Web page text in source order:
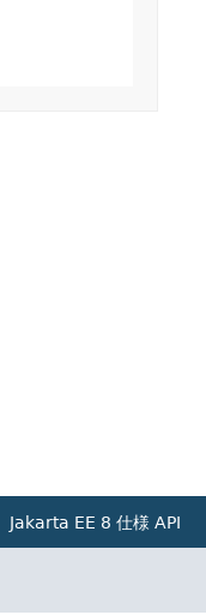
Jakarta EE 8 仕様 API